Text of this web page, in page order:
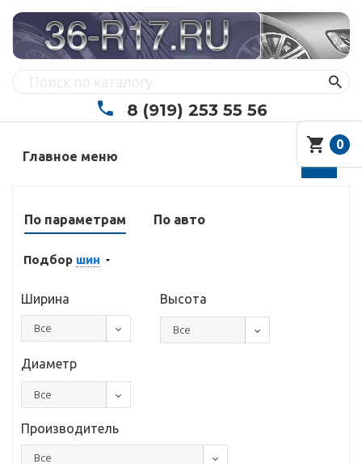
8 (919) 253 55 56
Главное меню
По параметрам По авто
Подбор шин
Ширина
Все
Высота
Все
Диаметр
Все
Производитель
Все
0